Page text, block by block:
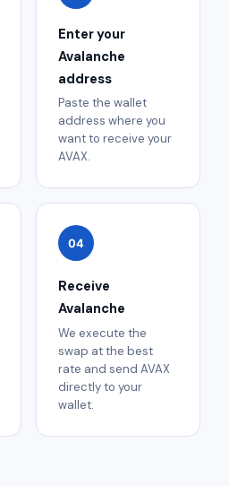
Enter your
Avalanche
address
Paste the wallet
address where you
want to receive your
AVAX.
04
Receive
Avalanche
We execute the
swap at the best
rate and send AVAX
directly to your
wallet.